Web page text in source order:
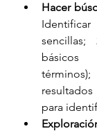
Hacer
sencillas;
básicos
para